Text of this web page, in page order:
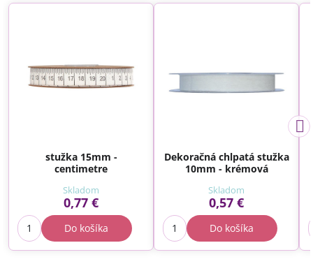
stužka 15mm -
centimetre
Skladom
0,77 €
Do košíka
Dekoračná chlpatá stužka
10mm - krémová
Skladom
0,57 €
Do košíka